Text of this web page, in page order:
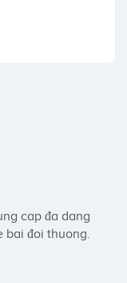
bai đoi thuong.